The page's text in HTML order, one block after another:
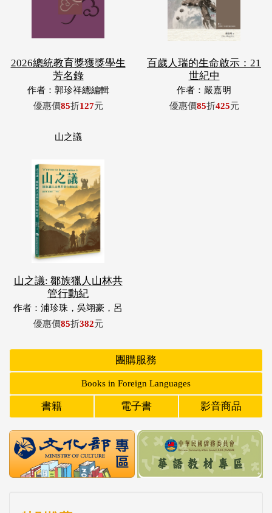
2026總統教育獎獲獎學生
芳名錄
作者：郭珍祥總編輯
優惠價85折127元
百歲人瑞的生命啟示：21
世紀中
作者：嚴嘉明
優惠價85折425元
山之議
山之議: 鄒族獵人山林共
管行動紀
作者：浦珍珠，吳翊豪，呂
翊齊，張惠東，許玉青，王
優惠價85折382元
團購服務
Books in Foreign Languages
書籍 電子書 影音商品